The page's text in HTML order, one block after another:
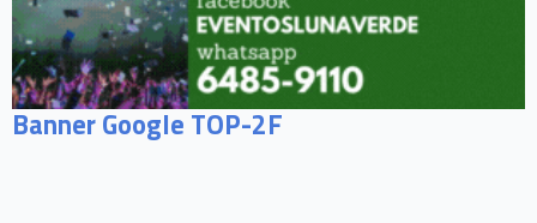
Banner Google TOP-2F